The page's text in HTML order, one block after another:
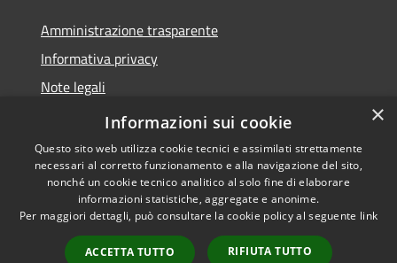
Amministrazione trasparente
Informativa privacy
Note legali
Dichiarazione di accessibilità
Accessibilità
Copyright © 2026 • Comune di
Ranzo • Powered by
Municipium•
Accesso
×
Informazioni sui cookie
Questo sito web utilizza cookie tecnici e assimilati strettamente
necessari al corretto funzionamento e alla navigazione del sito,
nonché un cookie tecnico analitico al solo fine di elaborare
informazioni statistiche, aggregate e anonime.
Per maggiori dettagli, può consultare la cookie policy al seguente link
ACCETTA TUTTO RIFIUTA TUTTO